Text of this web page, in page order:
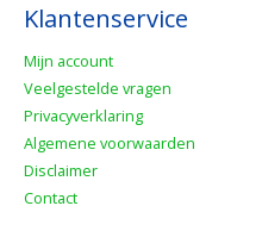
Klantenservice
Mijn account
Veelgestelde vragen
Privacyverklaring
Algemene voorwaarden
Disclaimer
Contact